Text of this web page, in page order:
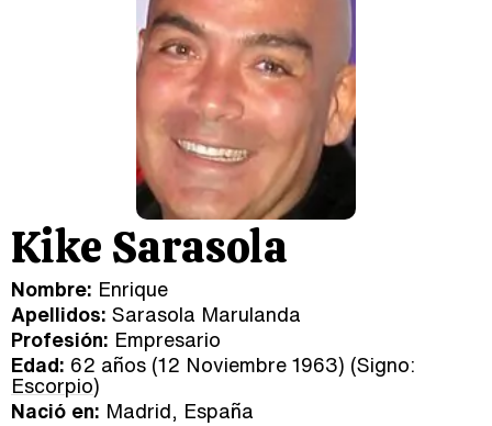
Kike Sarasola
Nombre: Enrique
Apellidos: Sarasola Marulanda
Profesión: Empresario
Edad: 62 años (12 Noviembre 1963) (Signo:
Escorpio)
Nació en: Madrid, España